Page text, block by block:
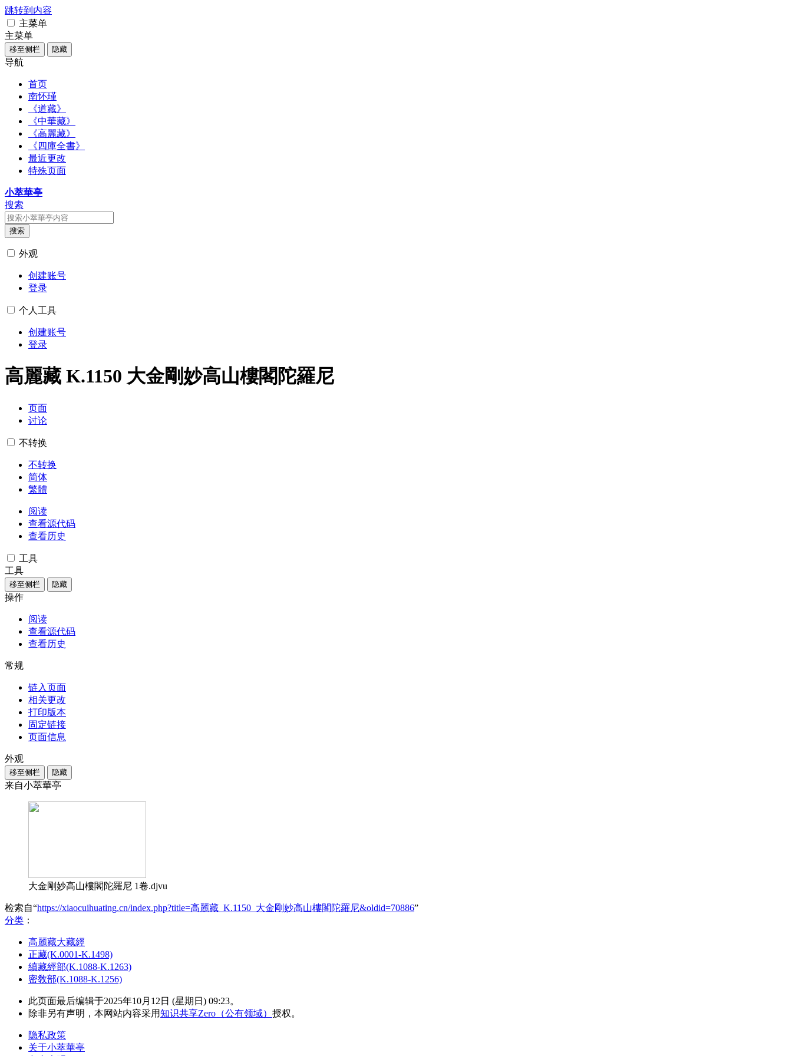
跳转到内容
主菜单
主菜单
移至侧栏 隐藏
导航
首页
南怀瑾
《道藏》
《中華藏》
《高麗藏》
《四庫全書》
最近更改
特殊页面
小萃華亭
搜索
搜索
外观
创建账号
登录
个人工具
创建账号
登录
高麗藏 K.1150 大金剛妙高山樓閣陀羅尼
页面
讨论
不转换
不转换
简体
繁體
阅读
查看源代码
查看历史
工具
工具
移至侧栏 隐藏
操作
阅读
查看源代码
查看历史
常规
链入页面
相关更改
打印版本
固定链接
页面信息
外观
移至侧栏 隐藏
来自小萃華亭
大金剛妙高山樓閣陀羅尼 1卷.djvu
检索自“https://xiaocuihuating.cn/index.php?title=高麗藏_K.1150_大金剛妙高山樓閣陀羅尼&oldid=70886”
分类 ：​
高麗藏大藏經
正藏(K.0001-K.1498)
續藏經部(K.1088-K.1263)
密敎部(K.1088-K.1256)
此页面最后编辑于2025年10月12日 (星期日) 09:23。
除非另有声明，本网站内容采用知识共享Zero（公有领域） 授权。
隐私政策
关于小萃華亭